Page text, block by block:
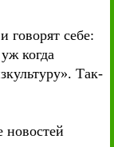
говорят себе:
когда
Так-
новостей